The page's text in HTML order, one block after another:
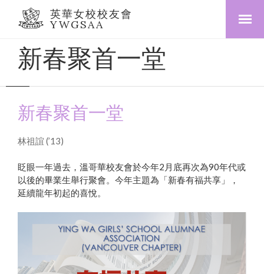
英華女校校友會
YWGSAA
新春聚首一堂
新春聚首一堂
林祖誼 (’13)
眨眼一年過去，溫哥華校友會於今年2月底再次為90年代或
以後的畢業生舉行聚會。今年主題為「新春有福共享」，
延續龍年初起的喜悅。